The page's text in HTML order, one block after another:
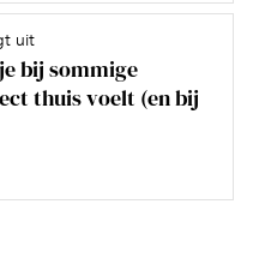
uit
bij sommige
thuis voelt (en bij